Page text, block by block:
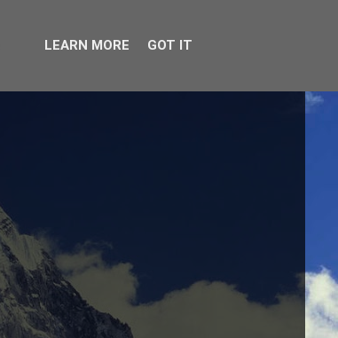
LEARN MORE GOT IT